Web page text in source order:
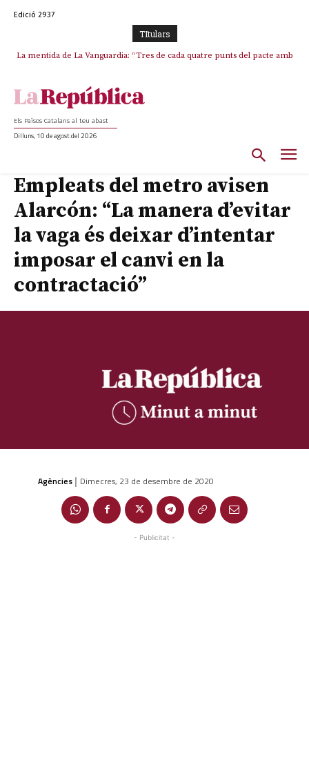
Edició 2937
TItulars
La mentida de La Vanguardia: “Tres de cada quatre punts del pacte amb
La covardia de l’independentisme català frena la caiguda de l’Estat a
Els Països Catalans al teu abast
Dilluns, 10 de agost del 2026
Empleats del metro avisen
Alarcón: “La manera d’evitar
la vaga és deixar d’intentar
imposar el canvi en la
contractació”
Agències | Dimecres, 23 de desembre de 2020
- Publicitat -